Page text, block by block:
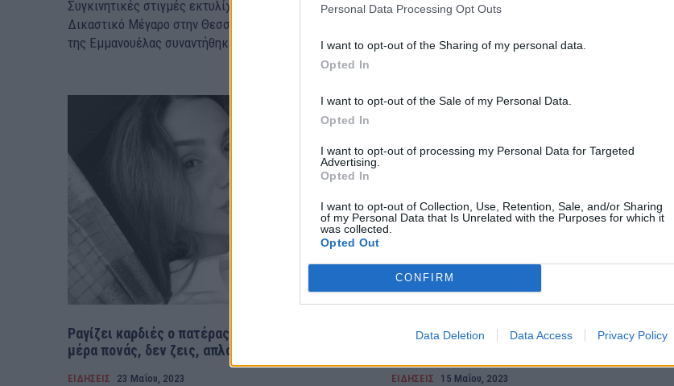
Personal Data Processing Opt Outs
I want to opt-out of the Sharing of my personal data.
Opted In
I want to opt-out of the Sale of my Personal Data.
Opted In
I want to opt-out of processing my Personal Data for Targeted
Advertising.
Opted In
I want to opt-out of Collection, Use, Retention, Sale, and/or Sharing
of my Personal Data that Is Unrelated with the Purposes for which it
was collected.
Opted Out
CONFIRM
Data Deletion Data Access Privacy Policy
Συγκινητικές στιγμές εκτυλίχθηκαν έξω από το
Δικαστικό Μέγαρο στην Θεσσαλονίκη, όταν η μητέρα
της Εμμανουέλας συναντήθηκε με την γυναίκα...
Επτά μήνες μετά τη φονική παράσυρση και
δύο φορές και απομακρύνθηκε οδηγείται...
Ραγίζει καρδιές ο πατέρας της Έμμας: «Κάθε
μέρα πονάς, δεν ζεις, απλά επιβιώνεις»
ΕΙΔΗΣΕΙΣ 23 Μαΐου, 2023
Ραγίζει καρδιές η μητέρα της Έμμας: «Θα ήθελα
ΕΙΔΗΣΕΙΣ 15 Μαΐου, 2023